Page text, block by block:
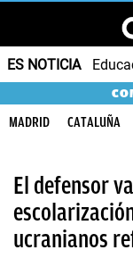
ES NOTICIA
MADRID CATALUÑA
El defensor
ucranianos